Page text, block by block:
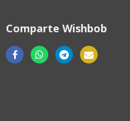
Comparte Wishbob